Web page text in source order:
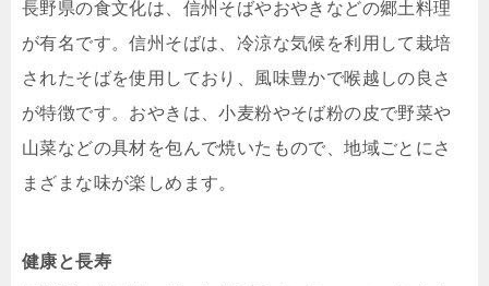
長野県の食文化は、信州そばやおやきなどの郷土料理
が有名です。​信州そばは、冷涼な気候を利用して栽培
されたそばを使用しており、風味豊かで喉越しの良さ
が特徴です。​おやきは、小麦粉やそば粉の皮で野菜や
山菜などの具材を包んで焼いたもので、地域ごとにさ
まざまな味が楽しめます。 ​
健康と長寿